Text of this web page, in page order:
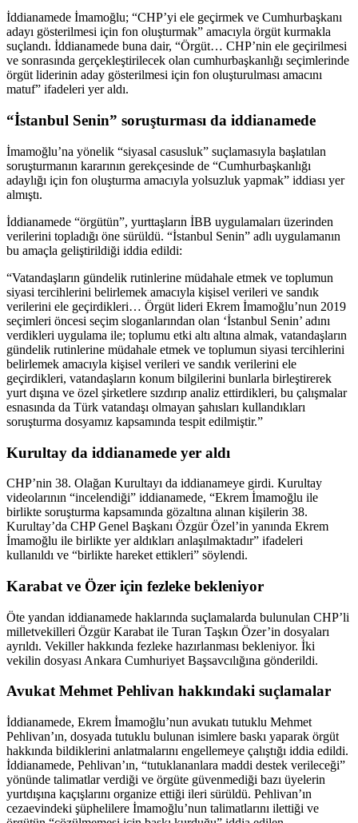
İddianamede İmamoğlu; “CHP’yi ele geçirmek ve Cumhurbaşkanı
adayı gösterilmesi için fon oluşturmak” amacıyla örgüt kurmakla
suçlandı. İddianamede buna dair, “Örgüt… CHP’nin ele geçirilmesi
ve sonrasında gerçekleştirilecek olan cumhurbaşkanlığı seçimlerinde
örgüt liderinin aday gösterilmesi için fon oluşturulması amacını
matuf” ifadeleri yer aldı.
“İstanbul Senin” soruşturması da iddianamede
İmamoğlu’na yönelik “siyasal casusluk” suçlamasıyla başlatılan
soruşturmanın kararının gerekçesinde de “Cumhurbaşkanlığı
adaylığı için fon oluşturma amacıyla yolsuzluk yapmak” iddiası yer
almıştı.
İddianamede “örgütün”, yurttaşların İBB uygulamaları üzerinden
verilerini topladığı öne sürüldü. “İstanbul Senin” adlı uygulamanın
bu amaçla geliştirildiği iddia edildi:
“Vatandaşların gündelik rutinlerine müdahale etmek ve toplumun
siyasi tercihlerini belirlemek amacıyla kişisel verileri ve sandık
verilerini ele geçirdikleri… Örgüt lideri Ekrem İmamoğlu’nun 2019
seçimleri öncesi seçim sloganlarından olan ‘İstanbul Senin’ adını
verdikleri uygulama ile; toplumu etki altı altına almak, vatandaşların
gündelik rutinlerine müdahale etmek ve toplumun siyasi tercihlerini
belirlemek amacıyla kişisel verileri ve sandık verilerini ele
geçirdikleri, vatandaşların konum bilgilerini bunlarla birleştirerek
yurt dışına ve özel şirketlere sızdırıp analiz ettirdikleri, bu çalışmalar
esnasında da Türk vatandaşı olmayan şahısları kullandıkları
soruşturma dosyamız kapsamında tespit edilmiştir.”
Kurultay da iddianamede yer aldı
CHP’nin 38. Olağan Kurultayı da iddianameye girdi. Kurultay
videolarının “incelendiği” iddianamede, “Ekrem İmamoğlu ile
birlikte soruşturma kapsamında gözaltına alınan kişilerin 38.
Kurultay’da CHP Genel Başkanı Özgür Özel’in yanında Ekrem
İmamoğlu ile birlikte yer aldıkları anlaşılmaktadır” ifadeleri
kullanıldı ve “birlikte hareket ettikleri” söylendi.
Karabat ve Özer için fezleke bekleniyor
Öte yandan iddianamede haklarında suçlamalarda bulunulan CHP’li
milletvekilleri Özgür Karabat ile Turan Taşkın Özer’in dosyaları
ayrıldı. Vekiller hakkında fezleke hazırlanması bekleniyor. İki
vekilin dosyası Ankara Cumhuriyet Başsavcılığına gönderildi.
Avukat Mehmet Pehlivan hakkındaki suçlamalar
İddianamede, Ekrem İmamoğlu’nun avukatı tutuklu Mehmet
Pehlivan’ın, dosyada tutuklu bulunan isimlere baskı yaparak örgüt
hakkında bildiklerini anlatmalarını engellemeye çalıştığı iddia edildi.
İddianamede, Pehlivan’ın, “tutuklananlara maddi destek verileceği”
yönünde talimatlar verdiği ve örgüte güvenmediği bazı üyelerin
yurtdışına kaçışlarını organize ettiği ileri sürüldü. Pehlivan’ın
cezaevindeki şüphelilere İmamoğlu’nun talimatlarını ilettiği ve